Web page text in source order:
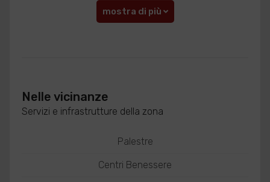
mostra di più
Nelle vicinanze
Servizi e infrastrutture della zona
Palestre
Centri Benessere